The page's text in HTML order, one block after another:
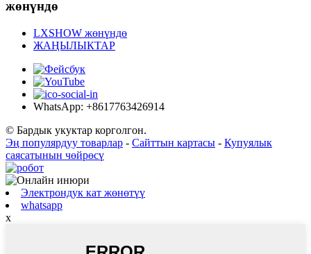
жөнүндө
LXSHOW жөнүндө
ЖАҢЫЛЫКТАР
WhatsApp: +8617763426914
© Бардык укуктар корголгон.
Эң популярдуу товарлар - Сайттын картасы - Купуялык
саясатынын чөйрөсү
Электрондук кат жөнөтүү
whatsapp
x